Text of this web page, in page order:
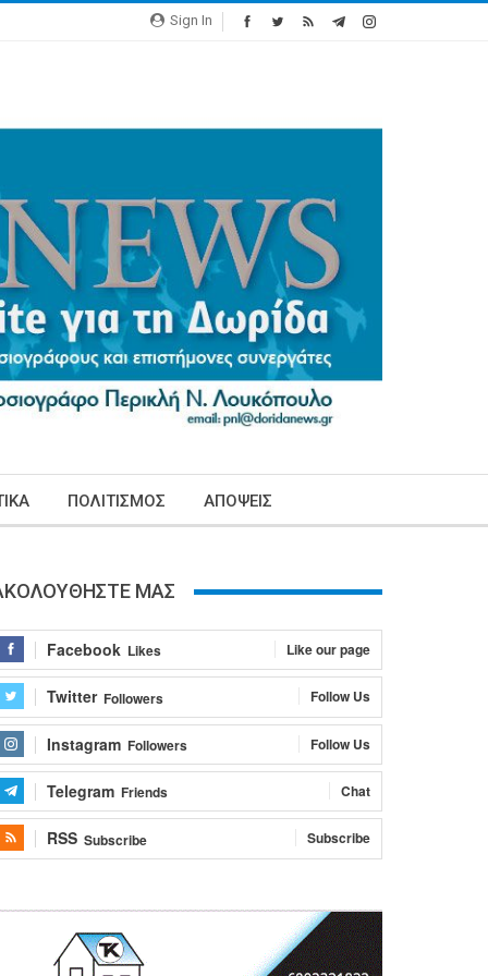
Sign In
ΠΟΛΙΤΙΣΜΟΣ ΑΠΟΨΕΙΣ
ΜΑΣ
Facebook Likes Like our page
Twitter Followers Follow Us
Instagram Followers Follow Us
Telegram Friends Chat
RSS Subscribe Subscribe